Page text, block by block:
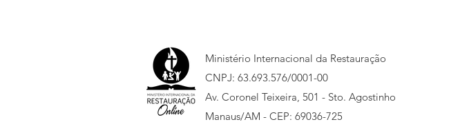
Ministério Internacional da Restauração
CNPJ: 63.693.576/0001-00
Av. Coronel Teixeira, 501 - Sto. Agostinho
Manaus/AM - CEP: 69036-725